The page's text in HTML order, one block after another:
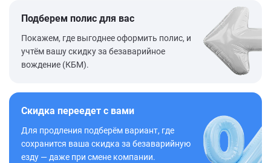
Подберем полис для вас
Покажем, где выгоднее оформить полис, и
учтём вашу скидку за безаварийное
вождение (КБМ).
Скидка переедет с вами
Для продления подберём вариант, где
сохранится ваша скидка за безаварийную
езду — даже при смене компании.